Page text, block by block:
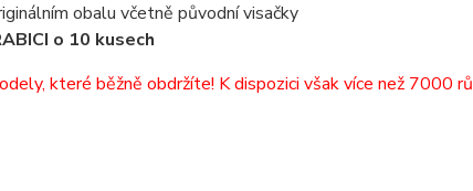
obalu včetně původní visačky
o 10 kusech
které běžně obdržíte! K dispozici však více než 7000